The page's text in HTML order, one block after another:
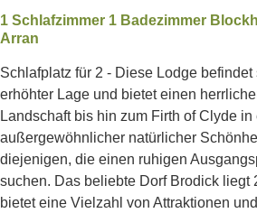
1 Schlafzimmer 1 Badezimmer
Arran
Schlafplatz für 2 - Diese Lodge
erhöhter Lage und bietet einen
Landschaft bis hin zum Firth of Clyde
außergewöhnlicher natürlicher
diejenigen, die einen ruhigen
suchen. Das beliebte Dorf Brodick liegt
bietet eine Vielzahl von Attraktionen